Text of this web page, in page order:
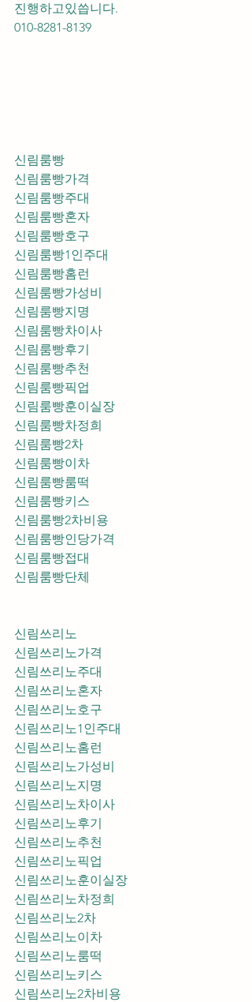
진행하고있씁니다.
010-8281-8139
신림룸빵
신림룸빵가격
신림룸빵주대
신림룸빵혼자
신림룸빵호구
신림룸빵1인주대
신림룸빵홈런
신림룸빵가성비
신림룸빵지명
신림룸빵차이사
신림룸빵후기
신림룸빵추천
신림룸빵훈이실장
신림룸빵차정희
신림룸빵2차
신림룸빵이차
신림룸빵룸떡
신림룸빵키스
신림룸빵2차비용
신림룸빵인당가격
신림룸빵접대
신림룸빵단체
신림쓰리노
신림쓰리노가격
신림쓰리노주대
신림쓰리노혼자
신림쓰리노호구
신림쓰리노1인주대
신림쓰리노홈런
신림쓰리노가성비
신림쓰리노지명
신림쓰리노차이사
신림쓰리노후기
신림쓰리노추천
신림쓰리노훈이실장
신림쓰리노차정희
신림쓰리노2차
신림쓰리노이차
신림쓰리노룸떡
신림쓰리노키스
신림쓰리노2차비용